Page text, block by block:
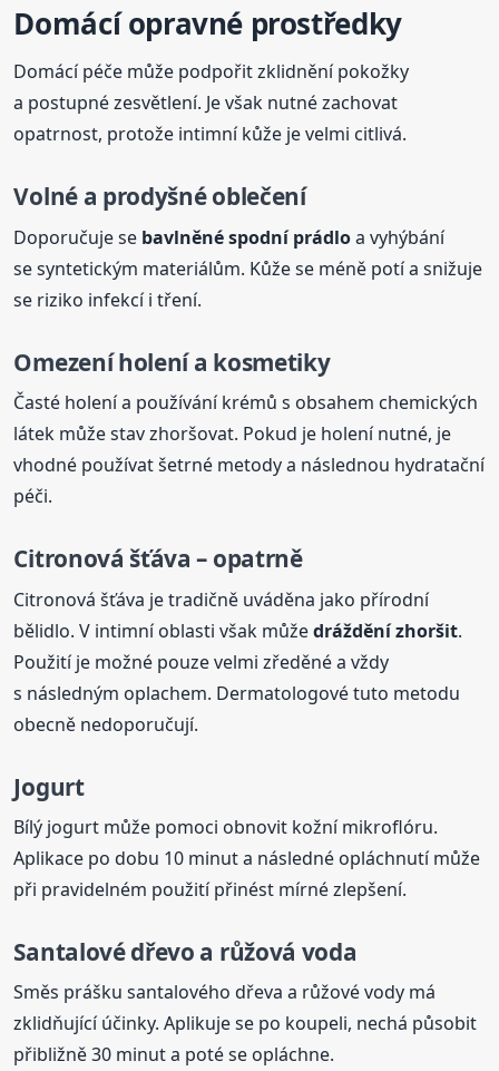
Domácí opravné prostředky
Domácí péče může podpořit zklidnění pokožky
a postupné zesvětlení. Je však nutné zachovat
opatrnost, protože intimní kůže je velmi citlivá.
Volné a prodyšné oblečení
Doporučuje se bavlněné spodní prádloa vyhýbání
se syntetickým materiálům. Kůže se méně potí a snižuje
se riziko infekcí i tření.
Omezení holení a kosmetiky
Časté holení a používání krémů s obsahem chemických
látek může stav zhoršovat. Pokud je holení nutné, je
vhodné používat šetrné metody a následnou hydratační
péči.
Citronová šťáva – opatrně
Citronová šťáva je tradičně uváděna jako přírodní
bělidlo. V intimní oblasti však můžedráždění zhoršit.
Použití je možné pouze velmi zředěné a vždy
s následným oplachem. Dermatologové tuto metodu
obecně nedoporučují.
Jogurt
Bílý jogurt může pomoci obnovit kožní mikroflóru.
Aplikace po dobu 10 minut a následné opláchnutí může
při pravidelném použití přinést mírné zlepšení.
Santalové dřevo a růžová voda
Směs prášku santalového dřeva a růžové vody má
zklidňující účinky. Aplikuje se po koupeli, nechá působit
přibližně 30 minut a poté se opláchne.